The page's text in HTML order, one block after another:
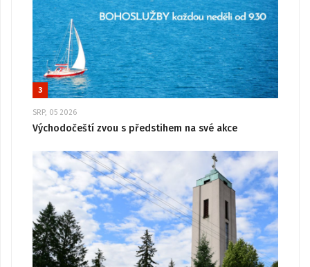
3
SRP, 05 2026
Východočeští zvou s předstihem na své akce